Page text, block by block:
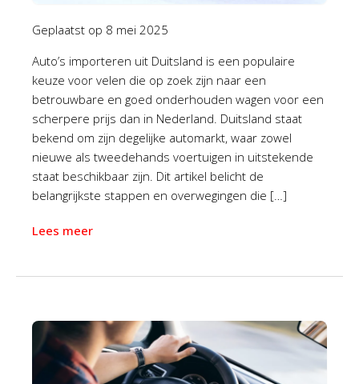
Geplaatst op 8 mei 2025
Auto’s importeren uit Duitsland is een populaire
keuze voor velen die op zoek zijn naar een
betrouwbare en goed onderhouden wagen voor een
scherpere prijs dan in Nederland. Duitsland staat
bekend om zijn degelijke automarkt, waar zowel
nieuwe als tweedehands voertuigen in uitstekende
staat beschikbaar zijn. Dit artikel belicht de
belangrijkste stappen en overwegingen die […]
Lees meer